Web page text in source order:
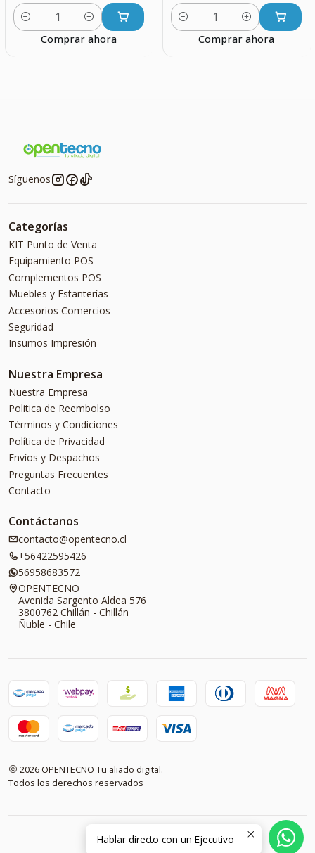
Cantidad
Comprar ahora
Cantidad
Comprar ahora
Síguenos
Categorías
KIT Punto de Venta
Equipamiento POS
Complementos POS
Muebles y Estanterías
Accesorios Comercios
Seguridad
Insumos Impresión
Nuestra Empresa
Nuestra Empresa
Politica de Reembolso
Términos y Condiciones
Política de Privacidad
Envíos y Despachos
Preguntas Frecuentes
Contacto
Contáctanos
contacto@opentecno.cl
+56422595426
56958683572
OPENTECNO
Avenida Sargento Aldea 576
3800762 Chillán - Chillán
Ñuble - Chile
2026 OPENTECNO Tu aliado digital.
Todos los derechos reservados
VOLVER ARRIBA
Hablar directo con un Ejecutivo